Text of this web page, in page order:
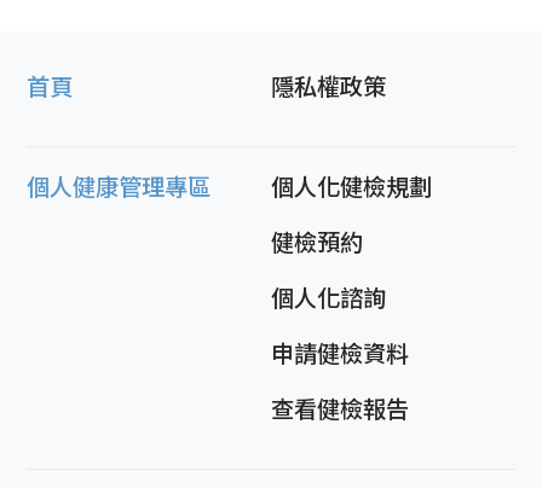
首頁 隱私權政策
個人健康管理專區
個人化健檢規劃
健檢預約
個人化諮詢
申請健檢資料
查看健檢報告